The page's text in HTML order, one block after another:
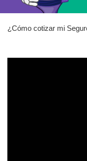
¿Cómo cotizar mi